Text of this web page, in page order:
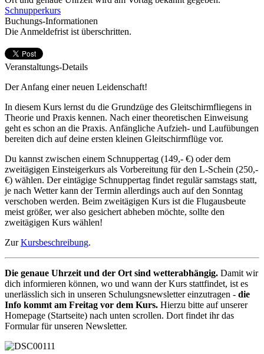
Schnupperkurs
Buchungs-Informationen
Die Anmeldefrist ist überschritten.
Veranstaltungs-Details
Der Anfang einer neuen Leidenschaft!
In diesem Kurs lernst du die Grundzüge des Gleitschirmfliegens in
Theorie und Praxis kennen. Nach einer theoretischen Einweisung
geht es schon an die Praxis. Anfängliche Aufzieh- und Laufübungen
bereiten dich auf deine ersten kleinen Gleitschirmflüge vor.
Du kannst zwischen einem Schnuppertag (149,- €) oder dem
zweitägigen Einsteigerkurs als Vorbereitung für den L-Schein (250,-
€) wählen. Der eintägige Schnuppertag findet regulär samstags statt,
je nach Wetter kann der Termin allerdings auch auf den Sonntag
verschoben werden. Beim zweitägigen Kurs ist die Flugausbeute
meist größer, wer also gesichert abheben möchte, sollte den
zweitägigen Kurs wählen!
ZurKursbeschreibung.
Die genaue Uhrzeit und der Ort sind wetterabhängig. Damit wir
dich informieren können, wo und wann der Kurs stattfindet, ist es
unerlässlich sich in unseren Schulungsnewsletter einzutragen - die
Info kommt am Freitag vor dem Kurs. Hierzu bitte auf unserer
Homepage (Startseite) nach unten scrollen. Dort findet ihr das
Formular für unseren Newsletter.